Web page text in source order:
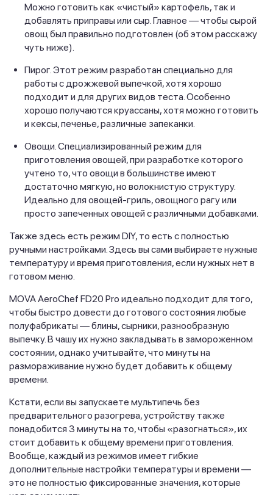
Можно готовить как «чистый» картофель, так и
добавлять приправы или сыр. Главное — чтобы сырой
овощ был правильно подготовлен (об этом расскажу
чуть ниже).
Пирог. Этот режим разработан специально для
работы с дрожжевой выпечкой, хотя хорошо
подходит и для других видов теста. Особенно
хорошо получаются круассаны, хотя можно готовить
и кексы, печенье, различные запеканки.
Овощи. Специализированный режим для
приготовления овощей, при разработке которого
учтено то, что овощи в большинстве имеют
достаточно мягкую, но волокнистую структуру.
Идеально для овощей-гриль, овощного рагу или
просто запеченных овощей с различными добавками.
Также здесь есть режим DIY, то есть с полностью
ручными настройками. Здесь вы сами выбираете нужные
температуру и время приготовления, если нужных нет в
готовом меню.
MOVA AeroChef FD20 Pro идеально подходит для того,
чтобы быстро довести до готового состояния любые
полуфабрикаты — блины, сырники, разнообразную
выпечку. В чашу их нужно закладывать в замороженном
состоянии, однако учитывайте, что минуты на
размораживание нужно будет добавить к общему
времени.
Кстати, если вы запускаете мультипечь без
предварительного разогрева, устройству также
понадобится 3 минуты на то, чтобы «разогнаться», их
стоит добавить к общему времени приготовления.
Вообще, каждый из режимов имеет гибкие
дополнительные настройки температуры и времени —
это не полностью фиксированные значения, которые